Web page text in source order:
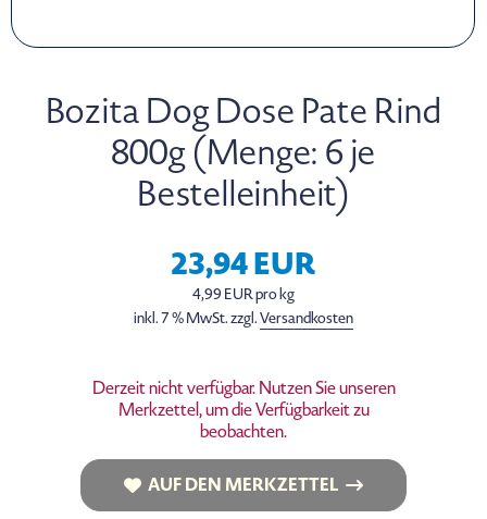
Bozita Dog Dose Pate Rind
800g (Menge: 6 je
Bestelleinheit)
23,94 EUR
4,99 EUR pro kg
inkl. 7 % MwSt. zzgl.Versandkosten
Derzeit nicht verfügbar. Nutzen Sie unseren
Merkzettel, um die Verfügbarkeit zu
beobachten.
AUF DEN MERKZETTEL
AUF DEN MERKZETTEL